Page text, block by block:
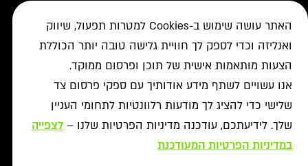
פתרונות לעסקים
רשת ON לטעינת רכבים חשמליים
ניהול צי רכב חשמלי
נדל"ן מסחרי לרשת הטעינה
רשויות ומכרזים
פתרונות ניהול אנרגיה
פתרונות טעינה לאוטובוסים
יעוץ
פתרונות אגירת אנרגיה
אודות +
תקנון מבצעי נובמבר
אודותינו
צור קשר
תנאי שימוש
מדיניות פרטיות
ביטול עסקה
האתר עושה שימוש ב-Cookies למטרות תפעול, שיווק
ואנליזה וכדי לספק לך חוויית גלישה טובה יותר הכוללת
הצעות מותאמות אישית של תוכן ופרסום ממוקד.
אנו עשויים לשתף מידע אודותיך עם ספקי פרסום צד
שלישי כדי להציג לך מודעות רלוונטיות לתחומי העניין
שלך. לידיעתכם, עודכנה מדיניות הפרטיות שלנו – לצפייה
במדיניות הפרטיות המעודכנת